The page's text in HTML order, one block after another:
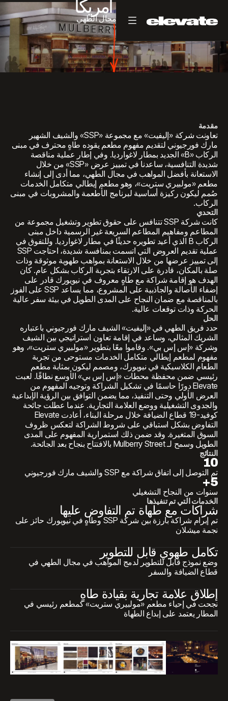
شراكةفي مجالالطهي
مقدمة
تعاونت شركة «إليفيت» مع مجموعة «SSP» والشيف الشهير
مارك فورجيوني لتقديم مفهوم مطعم يقوده طاهٍ محترف في مبنى
الركاب «B» الجديد بمطار لاغوارديا. وفي إطار عملية مناقصة
شديدة التنافسية، ساعدنا في تمييز عرض «SSP» من خلال
الاستعانة بأفضل المواهب في مجال الطهي، مما أدى إلى إنشاء
مطعم «مولبيري ستريت»، وهو مطعم إيطالي متكامل الخدمات
صُمم ليكون ركيزة أساسية لبرنامج الأطعمة والمشروبات في مبنى
الركاب.
التحدي
كانت شركة SSP تتنافس على حقوق تطوير وتشغيل مجموعة من
المطاعم ومفاهيم المطاعم السريعة غير الرسمية داخل مبنى
الركاب B الذي أعيد تطويره حديثًا في مطار لاغوارديا. وللتفوق في
عملية تقديم العروض التي اتسمت بمنافسة شديدة، احتاجت SSP
إلى تمييز عرضها من خلال الاستعانة بمواهب طهوية موثوقة وذات
صلة بالمكان، قادرة على الارتقاء بتجربة الركاب بشكل عام. كان
الهدف هو إقامة شراكة مع طاهٍ معروف في نيويورك قادر على
إضفاء الأصالة والجاذبية على المشروع، مما يساعد SSP على الفوز
بالمناقصة مع ضمان النجاح على المدى الطويل في بيئة سفر عالية
الحركة وذات توقعات عالية.
الحل
حدد فريق الطهي في «إليفيت» الشيف مارك فورجيوني باعتباره
الشريك المثالي، وساعد في إقامة تعاون استراتيجي بين الشيف
وشركة «إس إس بي». وقاموا معًا بتطوير «مولبيري ستريت»، وهو
مفهوم لمطعم إيطالي متكامل الخدمات مستوحى من تجربة
الطعام الكلاسيكية في نيويورك، ومصمم ليكون بمثابة مطعم
رئيسي ضمن محفظة محطات «إس إس بي» الأوسع نطاقًا. لعبت
Elevate دورًا حاسمًا في تشكيل الشراكة وتوجيه المفهوم من
العرض الأولي وحتى التنفيذ، مما يضمن التوافق بين الرؤية الإبداعية
والجدوى التشغيلية ووضع العلامة التجارية. عندما عطلت جائحة
كوفيد-19 قطاع الضيافة خلال مرحلة البناء، أعادت Elevate
التفاوض بشكل استباقي على شروط الشراكة لتعكس ظروف
السوق المتغيرة. وقد ضمن ذلك استمرارية المفهوم على المدى
الطويل وسمح لـ Mulberry Street بالافتتاح بنجاح بعد الجائحة.
النتائج
10
تم التوصل إلى اتفاق شراكة مع SSP والشيف مارك فورجيوني
5+
سنوات من النجاح التشغيلي
الخدمات التي تم تنفيذها
شراكات مع طهاة تم التفاوض عليها
تم إبرام شراكة بارزة بين شركة SSP وطاهٍ في نيويورك حائز على
نجمة ميشلان
تكامل طهوي قابل للتطوير
وضع نموذج قابل للتطوير لدمج المواهب في مجال الطهي في
قطاع الضيافة والسفر
إطلاق علامة تجارية بقيادة طاهٍ
نجحت في إحياء مطعم «مولبيري ستريت» كمطعم رئيسي في
المطار يعتمد على إبداع الطهاة